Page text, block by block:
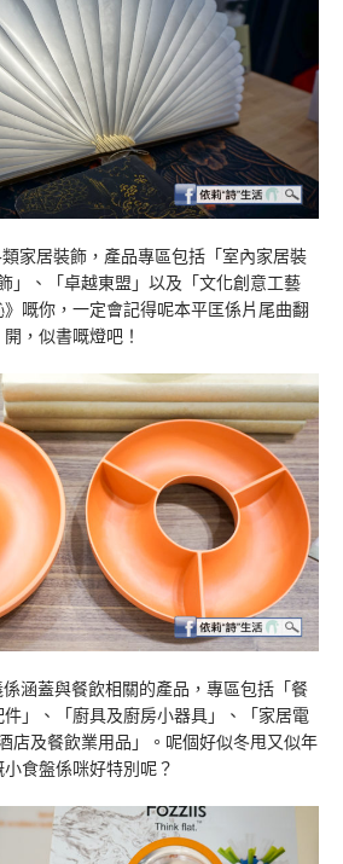
家居裝飾，產品專區包括「室內家居裝
」、「卓越東盟」以及「文化創意工藝
嘅你，一定會記得呢本平匡係片尾曲翻
開，似書嘅燈吧！
涵蓋與餐飲相關的產品，專區包括「餐
」、「廚具及廚房小器具」、「家居電
店及餐飲業用品」。呢個好似冬甩又似年
小食盤係咪好特別呢？